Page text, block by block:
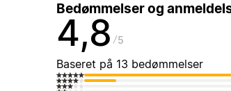
Bedømmelser og
4,8 5
Baseret på 13 bedømmelser